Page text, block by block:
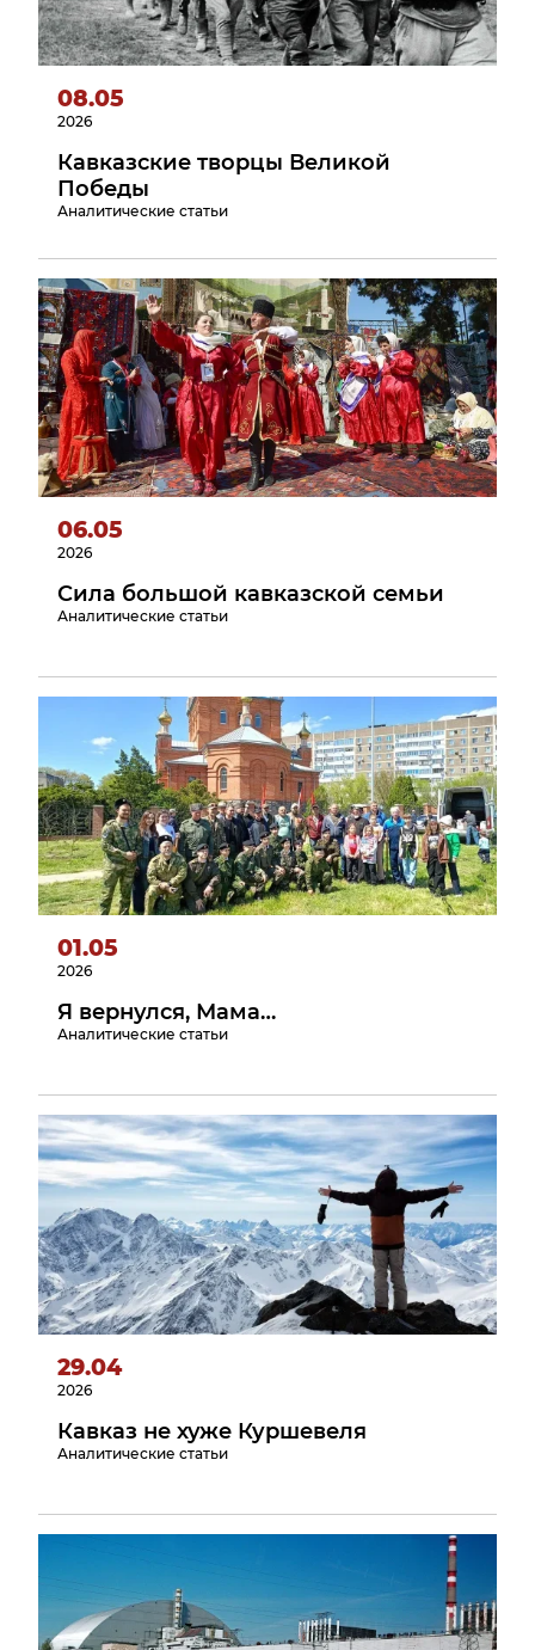
Алания
Чеченская
Республика
Ставропольский
08.05
2026
Кавказские творцы Великой
Победы
Аналитические статьи
06.05
2026
Сила большой кавказской семьи
Аналитические статьи
01.05
2026
Я вернулся, Мама…
Аналитические статьи
29.04
2026
Кавказ не хуже Куршевеля
Аналитические статьи